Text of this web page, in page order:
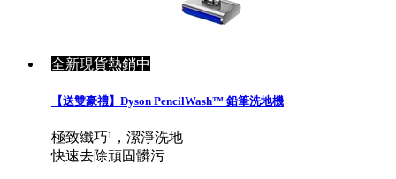
全新現貨熱銷中
【送雙豪禮】Dyson PencilWash™ 鉛筆洗地機
極致纖巧¹，潔淨洗地
快速去除頑固髒污